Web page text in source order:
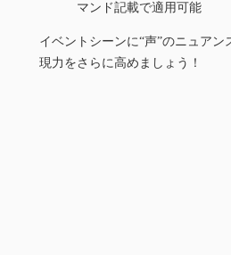
マンド記載で適用可能
イベントシーンに“声”のニュアン
現力をさらに高めましょう！